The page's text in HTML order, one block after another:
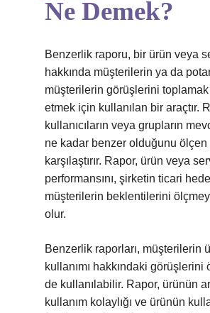
Ne Demek?
Benzerlik raporu, bir ürün veya
hakkında müşterilerin ya da
müşterilerin görüşlerini
etmek için kullanılan bir araçtır.
kullanıcıların veya grupların
ne kadar benzer olduğunu
karşılaştırır. Rapor, ürün veya
performansını, şirketin ticari
müşterilerin beklentilerini
olur.
Benzerlik raporları, müşterilerin
kullanımı hakkındaki görüşlerini
de kullanılabilir. Rapor, ürünün
kullanım kolaylığı ve ürünün